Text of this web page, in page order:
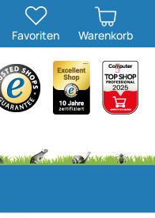
Favoriten Warenkorb